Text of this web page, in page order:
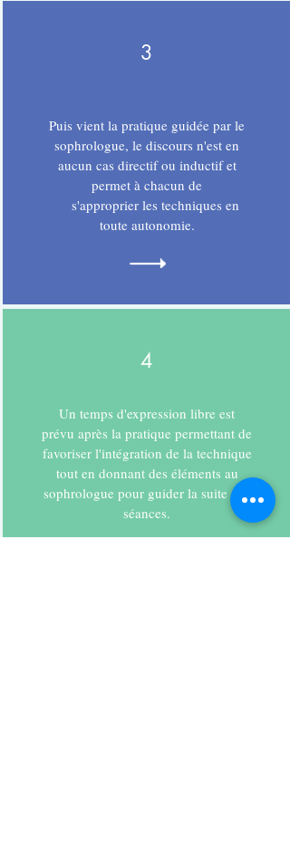
3
Puis vient la pratique guidée par le
sophrologue, le discours n'est en
aucun cas directif ou inductif et
permet à chacun de
s'approprier les techniques en
toute autonomie.
4
Un temps d'expression libre est
prévu après la pratique permettant de
favoriser l'intégration de la technique
tout en donnant des éléments au
sophrologue pour guider la suite des
séances.